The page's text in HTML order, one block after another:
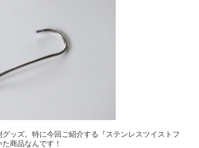
ッズ。特に今回ご紹介する『ステンレスツイストフ
商品なんです！